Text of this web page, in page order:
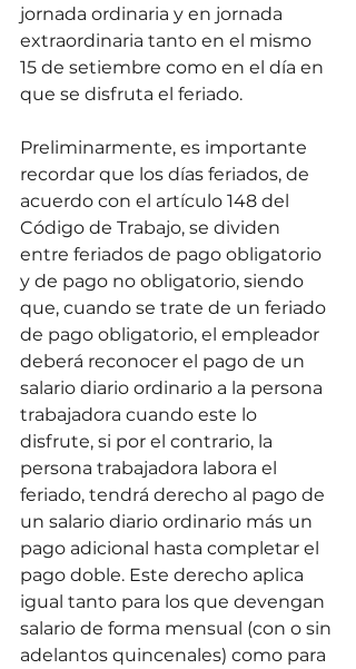
jornada ordinaria y en jornada
extraordinaria tanto en el mismo
15 de setiembre como en el día en
que se disfruta el feriado.
Preliminarmente, es importante
recordar que los días feriados, de
acuerdo con el artículo 148 del
Código de Trabajo, se dividen
entre feriados de pago obligatorio
y de pago no obligatorio, siendo
que, cuando se trate de un feriado
de pago obligatorio, el empleador
deberá reconocer el pago de un
salario diario ordinario a la persona
trabajadora cuando este lo
disfrute, si por el contrario, la
persona trabajadora labora el
feriado, tendrá derecho al pago de
un salario diario ordinario más un
pago adicional hasta completar el
pago doble. Este derecho aplica
igual tanto para los que devengan
salario de forma mensual (con o sin
adelantos quincenales) como para